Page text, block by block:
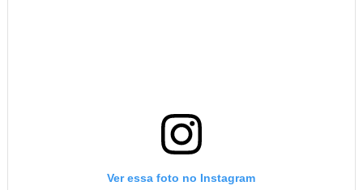
Ver essa foto no Instagram